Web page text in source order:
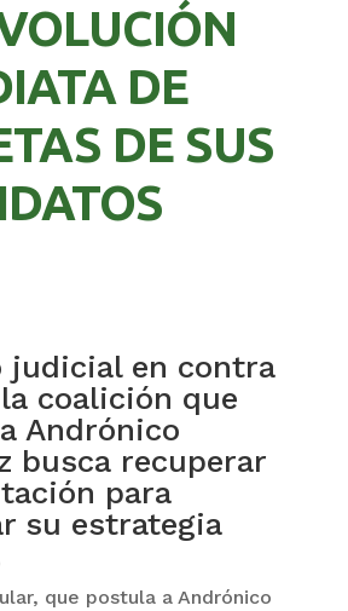
DE
DE SUS
judicial en contra
coalición que
Andrónico
busca recuperar
para
su estrategia
que postula a Andrónico